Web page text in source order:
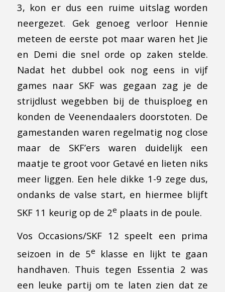
3, kon er dus een ruime uitslag worden
neergezet. Gek genoeg verloor Hennie
meteen de eerste pot maar waren het Jie
en Demi die snel orde op zaken stelde.
Nadat het dubbel ook nog eens in vijf
games naar SKF was gegaan zag je de
strijdlust wegebben bij de thuisploeg en
konden de Veenendaalers doorstoten. De
gamestanden waren regelmatig nog close
maar de SKF’ers waren duidelijk een
maatje te groot voor Getavé en lieten niks
meer liggen. Een hele dikke 1-9 zege dus,
ondanks de valse start, en hiermee blijft
SKF 11 keurig op de 2e plaats in de poule.
Vos Occasions/SKF 12 speelt een prima
seizoen in de 5e
klasse en lijkt te gaan
handhaven. Thuis tegen Essentia 2 was
een leuke partij om te laten zien dat ze